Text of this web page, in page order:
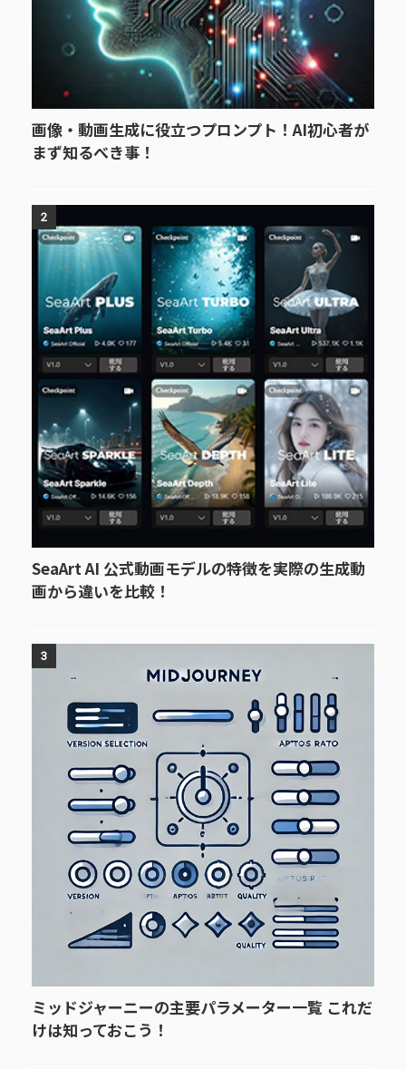
画像・動画生成に役立つプロンプト！AI初心者が
まず知るべき事！
2
SeaArt AI 公式動画モデルの特徴を実際の生成動
画から違いを比較！
3
ミッドジャーニーの主要パラメーター一覧 これだ
けは知っておこう！